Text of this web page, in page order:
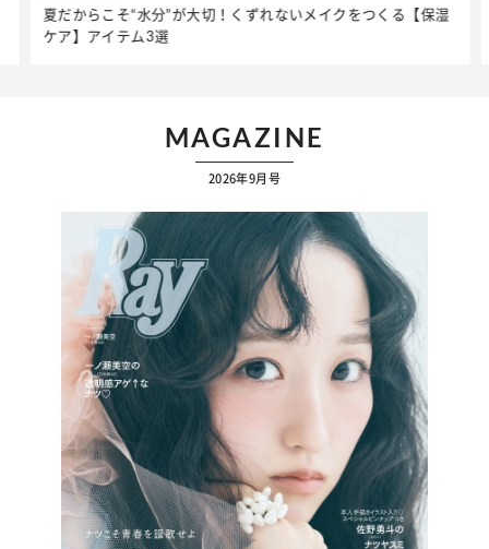
夏だからこそ“水分”が大切！くずれないメイクをつくる【保湿
ケア】アイテム3選
MAGAZINE
2026年9月号